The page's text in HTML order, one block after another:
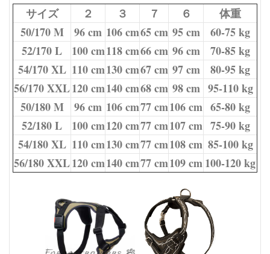
サイズ ２ ３ ７ ６
体重
50/170 M
96 cm 106 cm65 cm 95 cm
60-75 kg
52/170 L
100 cm118 cm66 cm 96 cm
70-85 kg
54/170 XL 110 cm130 cm67 cm 97 cm
80-95 kg
56/170 XXL120 cm140 cm68 cm 98 cm 95-110 kg
50/180 M
96 cm 106 cm77 cm106 cm 65-80 kg
52/180 L
100 cm120 cm77 cm107 cm 75-90 kg
54/180 XL 110 cm130 cm77 cm108 cm 85-100 kg
56/180 XXL120 cm140 cm77 cm109 cm100-120 kg